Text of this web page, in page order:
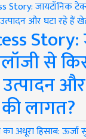
से
लागत?